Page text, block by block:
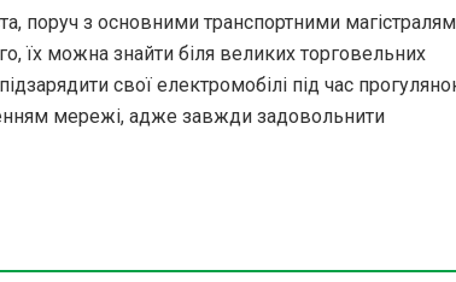
поруч з основними транспортними
їх можна знайти біля великих торговельних
свої електромобілі під час
мережі, адже завжди задовольнити